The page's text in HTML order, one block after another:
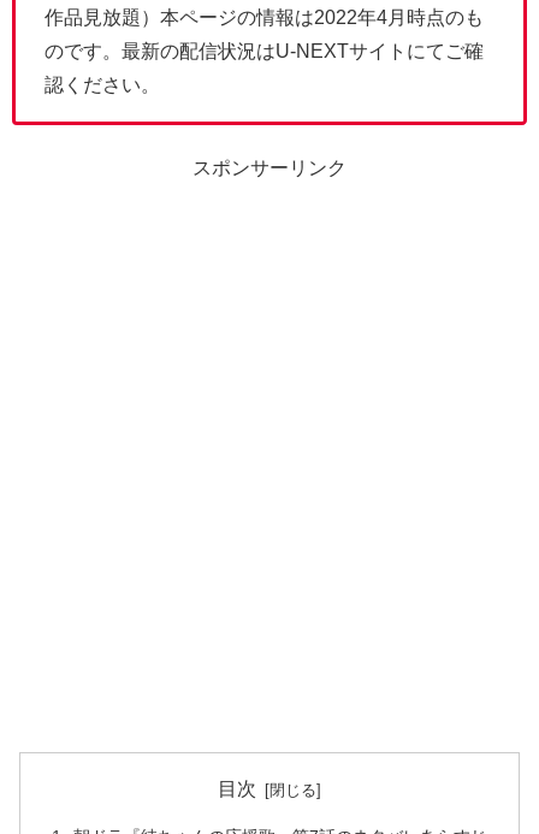
作品見放題）本ページの情報は2022年4月時点のも
のです。最新の配信状況はU-NEXTサイトにてご確
認ください。
スポンサーリンク
目次